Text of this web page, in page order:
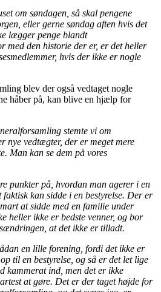
om søndagen, så skal pengene
eller gerne søndag aften hvis det
lægger penge blandt
med den historie der er, er det heller
hvis der ikke er nogle
blev der også vedtaget nogle
håber på, kan blive en hjælp for
stemte vi om
nye vedtægter, der er meget mere
Man kan se dem på vores
punkter på, hvordan man agerer i en
faktisk kan sidde i en bestyrelse. Der er
at sidde med en familie under
heller ikke er bedste venner, og bor
at det ikke er tilladt.
en lille forening, fordi det ikke er
til en bestyrelse, og så er det let lige
kammerat ind, men det er ikke
at gøre. Det er der taget højde for